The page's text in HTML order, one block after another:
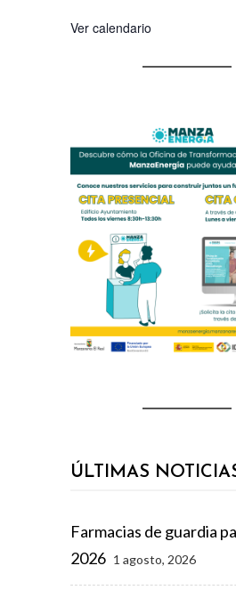
Ver calendario
ÚLTIMAS
Farmacias de guardia
2026 1 agosto, 2026